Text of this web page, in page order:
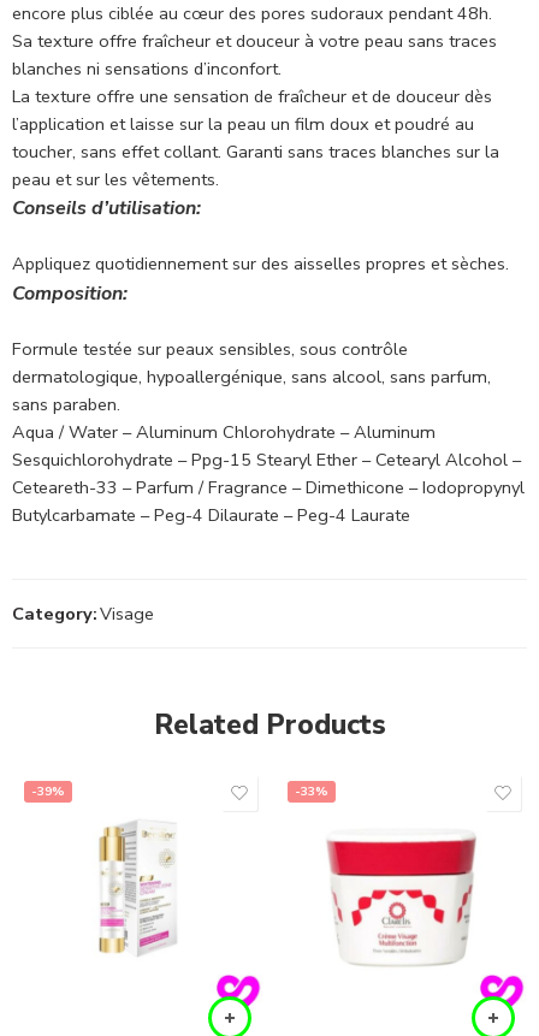
encore plus ciblée au cœur des pores sudoraux pendant 48h.
Sa texture offre fraîcheur et douceur à votre peau sans traces
blanches ni sensations d’inconfort.
La texture offre une sensation de fraîcheur et de douceur dès
l’application et laisse sur la peau un film doux et poudré au
toucher, sans effet collant. Garanti sans traces blanches sur la
peau et sur les vêtements.
Conseils d’utilisation:
Appliquez quotidiennement sur des aisselles propres et sèches.
Composition:
Formule testée sur peaux sensibles, sous contrôle
dermatologique, hypoallergénique, sans alcool, sans parfum,
sans paraben.
Aqua / Water – Aluminum Chlorohydrate – Aluminum
Sesquichlorohydrate – Ppg-15 Stearyl Ether – Cetearyl Alcohol –
Ceteareth-33 – Parfum / Fragrance – Dimethicone – Iodopropynyl
Butylcarbamate – Peg-4 Dilaurate – Peg-4 Laurate
Category:Visage
Related Products
-39% -33%